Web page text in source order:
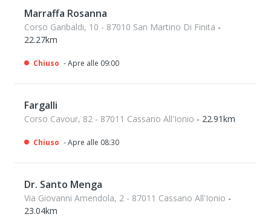
Marraffa Rosanna
Corso Garibaldi, 10 - 87010 San Martino Di Finita -
22.27km
Chiuso - Apre alle 09:00
Fargalli
Corso Cavour, 82 - 87011 Cassano All'Ionio - 22.91km
Chiuso - Apre alle 08:30
Dr. Santo Menga
Via Giovanni Amendola, 2 - 87011 Cassano All'Ionio -
23.04km